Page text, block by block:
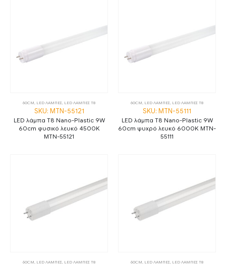
60CM, LED ΛΑΜΠΕΣ, LED ΛΑΜΠΕΣ Τ8
SKU: MTN-55121
LED λάμπα T8 Nano-Plastic 9W
60cm φυσικό λευκό 4500K
MTN-55121
60CM, LED ΛΑΜΠΕΣ, LED ΛΑΜΠΕΣ Τ8
SKU: MTN-55111
LED λάμπα T8 Nano-Plastic 9W
60cm ψυχρό λευκό 6000K MTN-
55111
60CM LED ΛΑΜΠΕΣ LED ΛΑΜΠΕΣ Τ8 60CM LED ΛΑΜΠΕΣ LED ΛΑΜΠΕΣ Τ8